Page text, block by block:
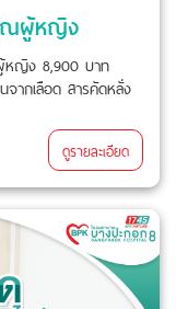
ณผู้หญิง
หญิง 8,900 บาท
จากเลือด สารคัดหลั่ง
ดูรายละเอียด